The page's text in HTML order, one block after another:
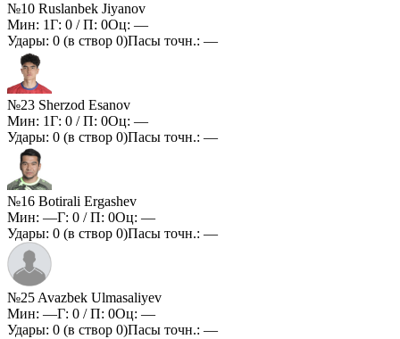
№10 Ruslanbek Jiyanov
Мин: 1Г: 0 / П: 0Оц: —
Удары: 0 (в створ 0)Пасы точн.: —
№23 Sherzod Esanov
Мин: 1Г: 0 / П: 0Оц: —
Удары: 0 (в створ 0)Пасы точн.: —
№16 Botirali Ergashev
Мин: —Г: 0 / П: 0Оц: —
Удары: 0 (в створ 0)Пасы точн.: —
№25 Avazbek Ulmasaliyev
Мин: —Г: 0 / П: 0Оц: —
Удары: 0 (в створ 0)Пасы точн.: —